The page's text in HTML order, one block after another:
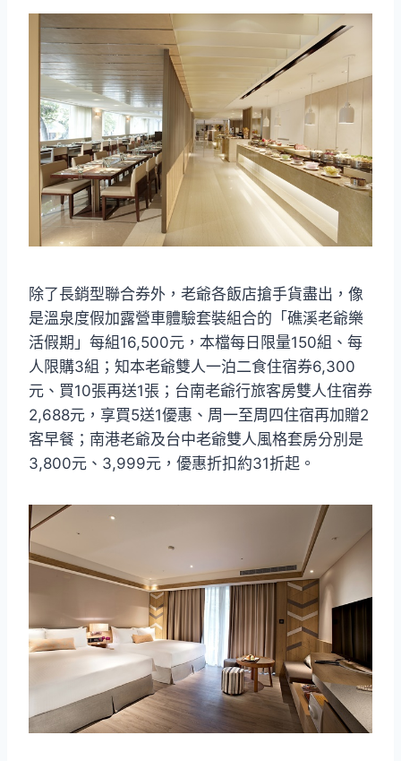
除了長銷型聯合券外，老爺各飯店搶手貨盡出，像
是溫泉度假加露營車體驗套裝組合的「礁溪老爺樂
活假期」每組16,500元，本檔每日限量150組、每
人限購3組；知本老爺雙人一泊二食住宿券6,300
元、買10張再送1張；台南老爺行旅客房雙人住宿券
2,688元，享買5送1優惠、周一至周四住宿再加贈2
客早餐；南港老爺及台中老爺雙人風格套房分別是
3,800元、3,999元，優惠折扣約31折起。